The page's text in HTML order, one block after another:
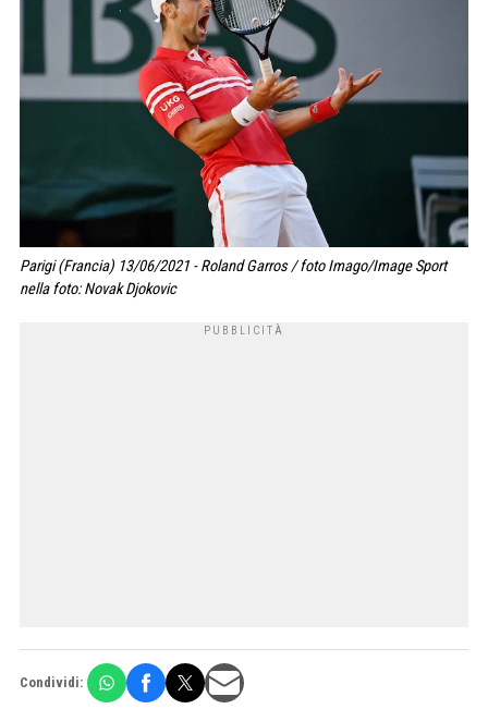
Parigi (Francia) 13/06/2021 - Roland Garros / foto Imago/Image Sport
nella foto: Novak Djokovic
Condividi: